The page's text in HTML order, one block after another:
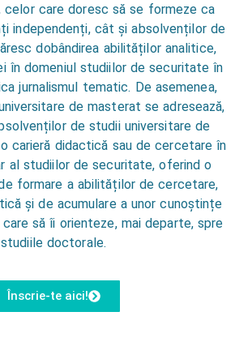
celor care doresc să se formeze ca
independenți, cât și absolvenților de
dobândirea abilităților analitice,
în domeniul studiilor de securitate în
jurnalismul tematic. De asemenea,
de masterat se adresează,
de studii universitare de
carieră didactică sau de cercetare în
al studiilor de securitate, oferind o
formare a abilităților de cercetare,
și de acumulare a unor cunoștințe
să îi orienteze, mai departe, spre
studiile doctorale.
Înscrie-te aici!